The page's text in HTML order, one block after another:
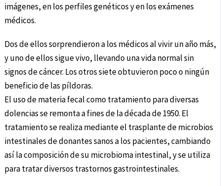
imágenes, en los perfiles genéticos y en los exámenes
médicos.
Dos de ellos sorprendieron a los médicos al vivir un año más,
y uno de ellos sigue vivo, llevando una vida normal sin
signos de cáncer. Los otros siete obtuvieron poco o ningún
beneficio de las píldoras.
El uso de materia fecal como tratamiento para diversas
dolencias se remonta a fines de la década de 1950. El
tratamiento se realiza mediante el trasplante de microbios
intestinales de donantes sanos a los pacientes, cambiando
así la composición de su microbioma intestinal, y se utiliza
para tratar diversos trastornos gastrointestinales.